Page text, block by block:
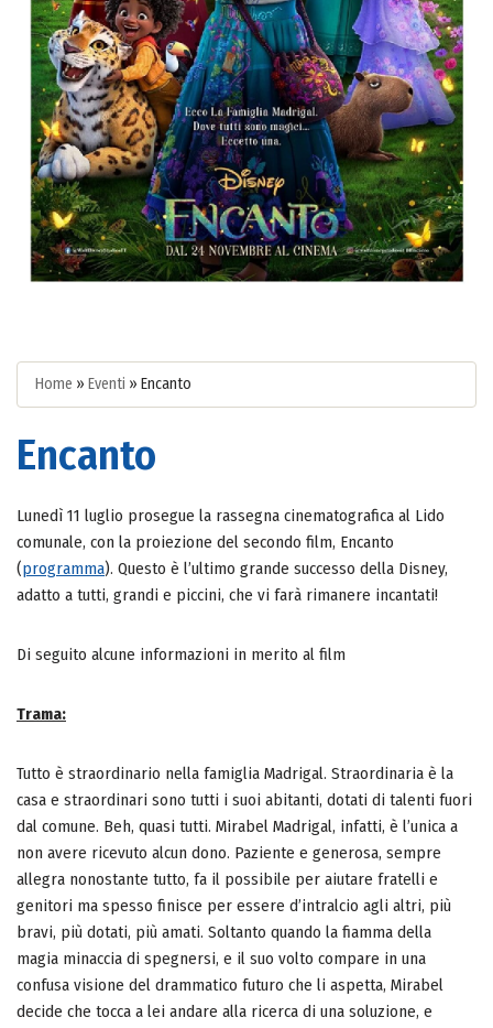
Home » Eventi » Encanto
Encanto
Lunedì 11 luglio prosegue la rassegna cinematografica al Lido
comunale, con la proiezione del secondo film, Encanto
(programma). Questo è l’ultimo grande successo della Disney,
adatto a tutti, grandi e piccini, che vi farà rimanere incantati!
Di seguito alcune informazioni in merito al film
Trama:
Tutto è straordinario nella famiglia Madrigal. Straordinaria è la
casa e straordinari sono tutti i suoi abitanti, dotati di talenti fuori
dal comune. Beh, quasi tutti. Mirabel Madrigal, infatti, è l’unica a
non avere ricevuto alcun dono. Paziente e generosa, sempre
allegra nonostante tutto, fa il possibile per aiutare fratelli e
genitori ma spesso finisce per essere d’intralcio agli altri, più
bravi, più dotati, più amati. Soltanto quando la fiamma della
magia minaccia di spegnersi, e il suo volto compare in una
confusa visione del drammatico futuro che li aspetta, Mirabel
decide che tocca a lei andare alla ricerca di una soluzione, e